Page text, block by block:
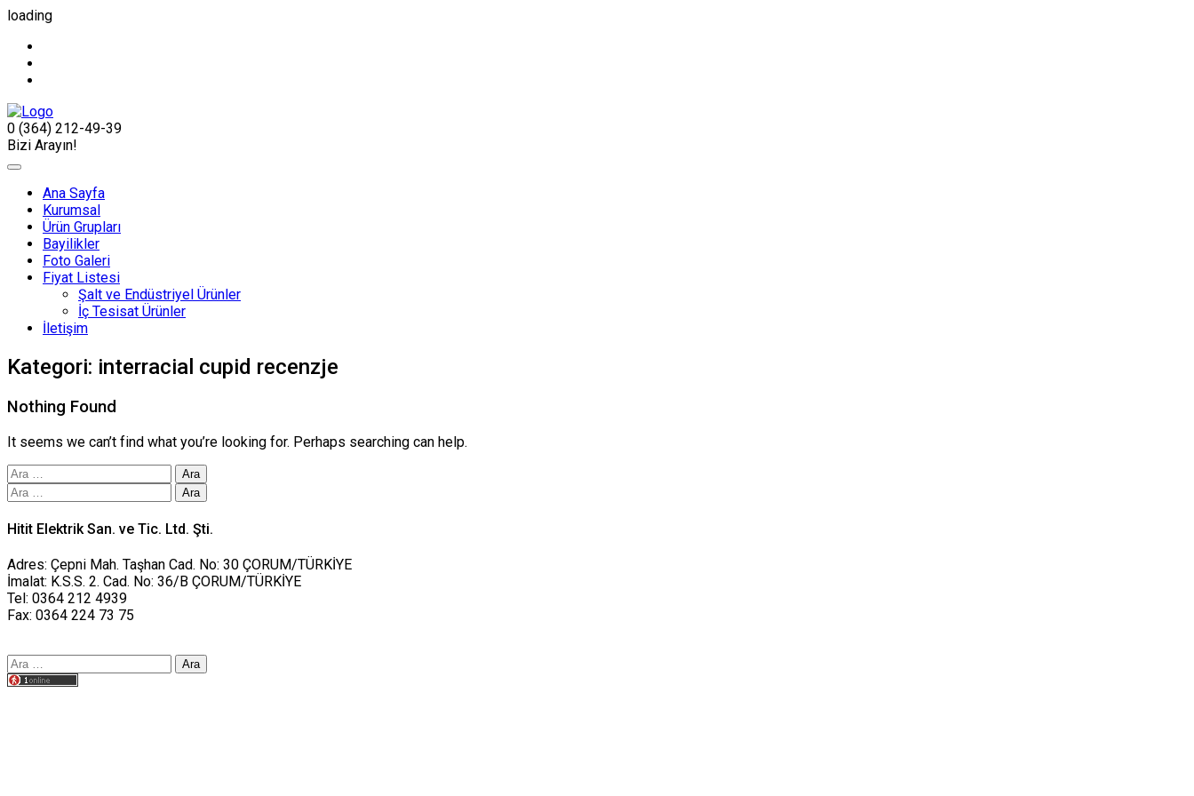
loading
0 (364) 212-49-39
Bizi Arayın!
Ana Sayfa
Kurumsal
Ürün Grupları
Bayilikler
Foto Galeri
Fiyat Listesi
Şalt ve Endüstriyel Ürünler
İç Tesisat Ürünler
İletişim
Kategori: interracial cupid recenzje
Nothing Found
It seems we can’t find what you’re looking for. Perhaps searching can help.
Arama:
Arama:
Hitit Elektrik San. ve Tic. Ltd. Şti.
Adres: Çepni Mah. Taşhan Cad. No: 30 ÇORUM/TÜRKİYE
İmalat: K.S.S. 2. Cad. No: 36/B ÇORUM/TÜRKİYE
Tel: 0364 212 4939
Fax: 0364 224 73 75
Arama: